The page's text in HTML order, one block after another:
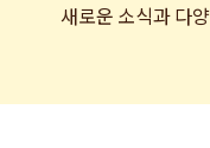
새로운 소식과 다